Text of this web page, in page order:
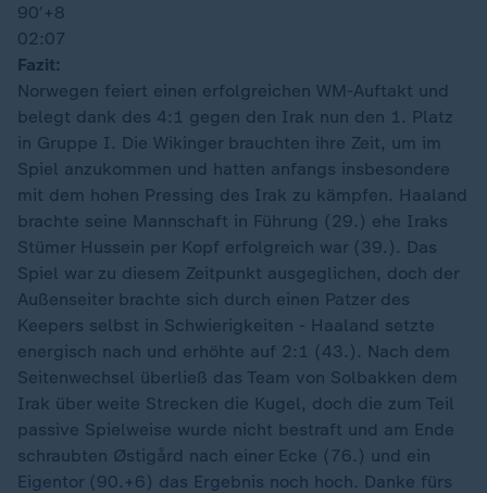
90′ +8
02:07
Fazit:
Norwegen feiert einen erfolgreichen WM-Auftakt und
belegt dank des 4:1 gegen den Irak nun den 1. Platz
in Gruppe I. Die Wikinger brauchten ihre Zeit, um im
Spiel anzukommen und hatten anfangs insbesondere
mit dem hohen Pressing des Irak zu kämpfen. Haaland
brachte seine Mannschaft in Führung (29.) ehe Iraks
Stümer Hussein per Kopf erfolgreich war (39.). Das
Spiel war zu diesem Zeitpunkt ausgeglichen, doch der
Außenseiter brachte sich durch einen Patzer des
Keepers selbst in Schwierigkeiten - Haaland setzte
energisch nach und erhöhte auf 2:1 (43.). Nach dem
Seitenwechsel überließ das Team von Solbakken dem
Irak über weite Strecken die Kugel, doch die zum Teil
passive Spielweise wurde nicht bestraft und am Ende
schraubten Østigård nach einer Ecke (76.) und ein
Eigentor (90.+6) das Ergebnis noch hoch. Danke fürs